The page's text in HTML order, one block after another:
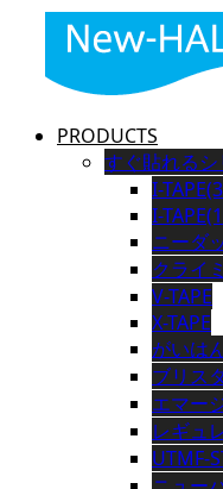
PRODUCTS
すぐ貼れる
I-
I-
ニーダ
クライ
V-TAPE
X-TAPE
がいは
ブリス
エマー
レギュ
UTMF-